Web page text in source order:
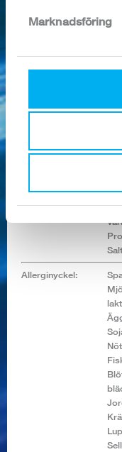
Marknadsföring
100g:
Allerginyckel: